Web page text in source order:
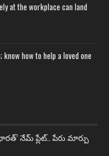
at the workplace can land
how to help a loved one
నేమ్ ప్లేట్‌.. పేరు మార్పు